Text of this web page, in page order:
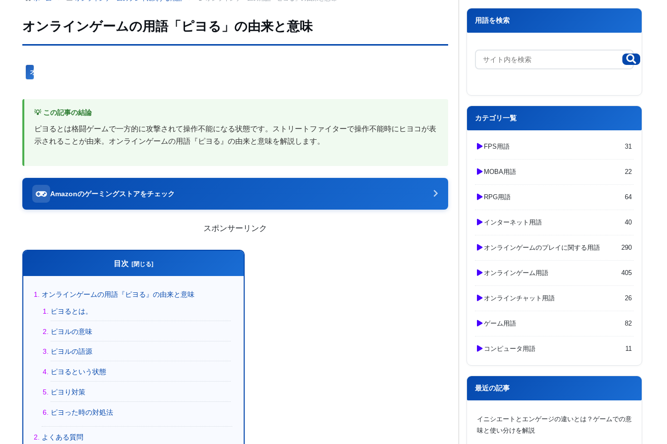
オンラインゲームの用語「ピヨる」の由来と意味
オンラインゲームのプレイに関する用語
💡 この記事の結論
ピヨるとは格闘ゲームで一方的に攻撃されて操作不能になる状態です。ストリートファイターで操作不能時にヒヨコが表
示されることが由来。オンラインゲームの用語『ピヨる』の由来と意味を解説します。
Amazonのゲーミングストアをチェック
スポンサーリンク
目次
オンラインゲームの用語『ピヨる』の由来と意味
ピヨるとは。
ピヨルの意味
ピヨルの語源
ピヨるという状態
ピヨり対策
ピヨった時の対処法
よくある質問
用語を検索
カテゴリ一覧
FPS用語 31
MOBA用語 22
RPG用語 64
インターネット用語 40
オンラインゲームのプレイに関する用語 290
オンラインゲーム用語 405
オンラインチャット用語 26
ゲーム用語 82
コンピュータ用語 11
最近の記事
イニシエートとエンゲージの違いとは？ゲームでの意
味と使い分けを解説